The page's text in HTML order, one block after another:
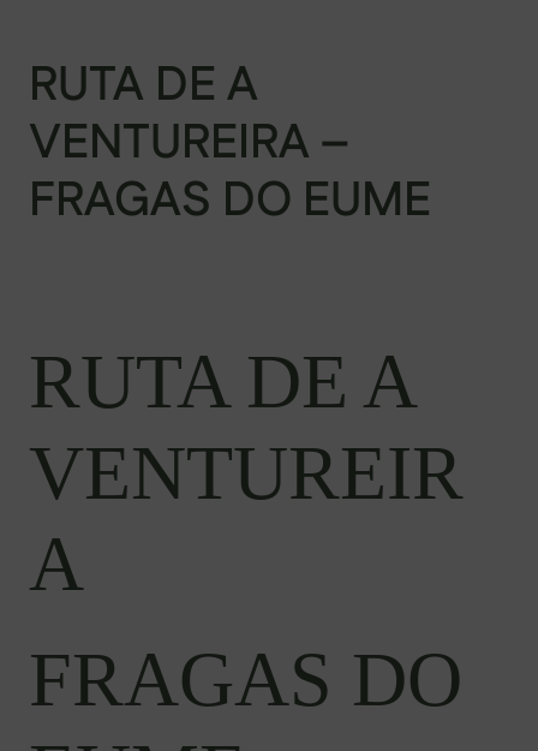
RUTA DE A
VENTUREIRA –
FRAGAS DO EUME
RUTA DE A
VENTUREIR
A
FRAGAS DO